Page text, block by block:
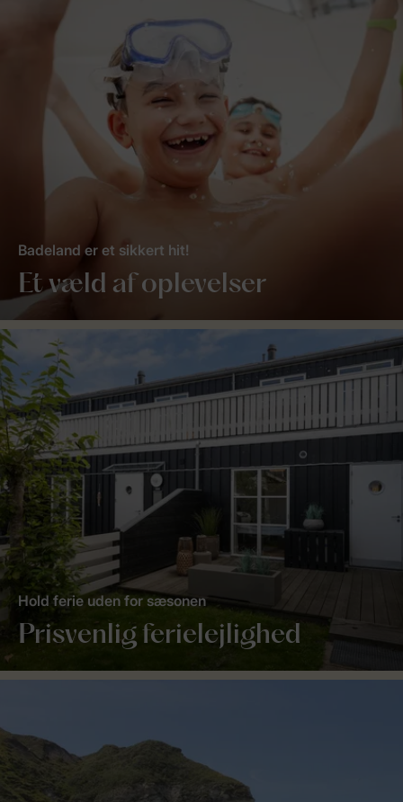
Et væld af oplevelser
Badeland er et sikkert hit!
Prisvenlig ferielejlighed
Hold ferie uden for sæsonen